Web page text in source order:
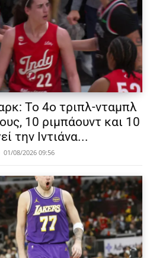
Το 4ο τριπλ-νταμπλ
10 ριμπάουντ και 10
την Ιντιάνα...
01/08/2026 09:56